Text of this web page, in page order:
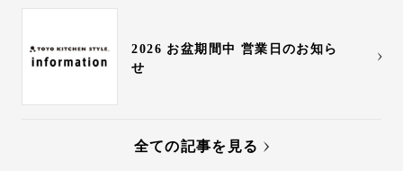
2026 お盆期間中 営業日のお知ら
せ
全ての記事を見る